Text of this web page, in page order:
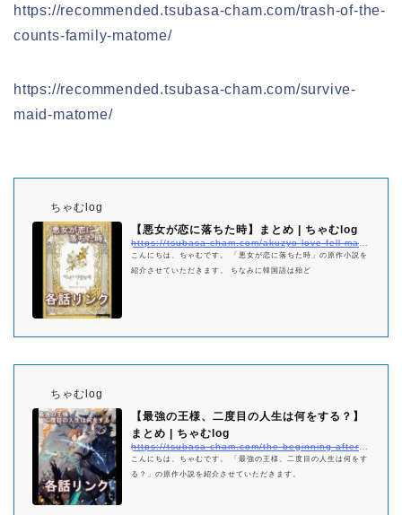
https://recommended.tsubasa-cham.com/trash-of-the-
counts-family-matome/
https://recommended.tsubasa-cham.com/survive-
maid-matome/
ちゃむlog
【悪女が恋に落ちた時】まとめ | ちゃむlog
こんにちは、ちゃむです。 「悪女が恋に落ちた時」の原作小説を
紹介させていただきます。 ちなみに韓国語は殆ど
ちゃむlog
【最強の王様、二度目の人生は何をする？】
まとめ | ちゃむlog
こんにちは、ちゃむです。 「最強の王様、二度目の人生は何をす
る？」の原作小説を紹介させていただきます。